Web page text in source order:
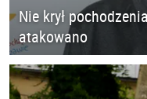
Nie krył
atakowano